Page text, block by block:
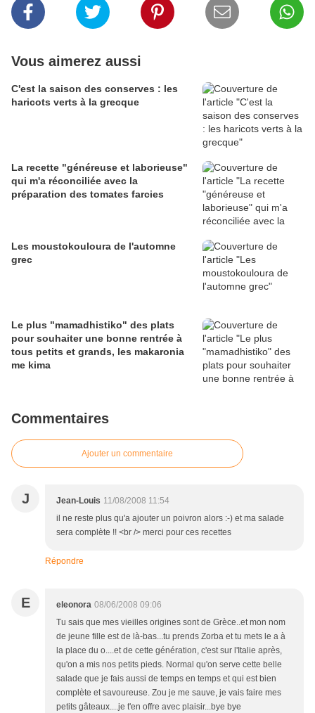
Vous aimerez aussi
C'est la saison des conserves : les
haricots verts à la grecque
La recette "généreuse et laborieuse"
qui m'a réconciliée avec la
préparation des tomates farcies
Les moustokouloura de l'automne
grec
Le plus "mamadhistiko" des plats
pour souhaiter une bonne rentrée à
tous petits et grands, les makaronia
me kima
Commentaires
Ajouter un commentaire
J Jean-Louis 11/08/2008 11:54
il ne reste plus qu'a ajouter un poivron alors :-) et ma salade
sera complète !! <br /> merci pour ces recettes
Répondre
E eleonora 08/06/2008 09:06
Tu sais que mes vieilles origines sont de Grèce..et mon nom
de jeune fille est de là-bas...tu prends Zorba et tu mets le a à
la place du o....et de cette génération, c'est sur l'Italie après,
qu'on a mis nos petits pieds. Normal qu'on serve cette belle
salade que je fais aussi de temps en temps et qui est bien
complète et savoureuse. Zou je me sauve, je vais faire mes
petits gâteaux....je t'en offre avec plaisir...bye bye